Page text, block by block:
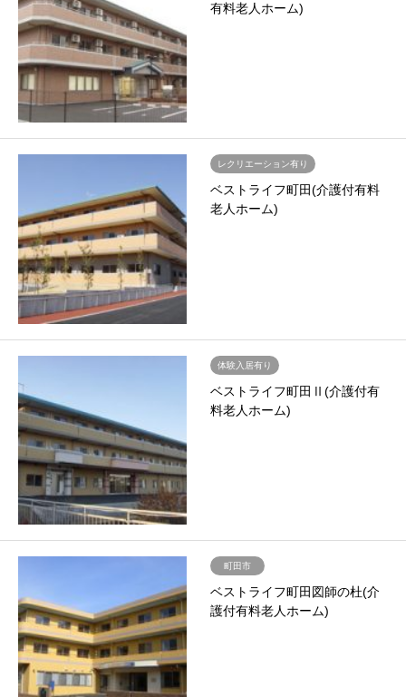
有料老人ホーム)
レクリエーション有り
ベストライフ町田(介護付有料
老人ホーム)
体験入居有り
ベストライフ町田Ⅱ(介護付有
料老人ホーム)
町田市
ベストライフ町田図師の杜(介
護付有料老人ホーム)